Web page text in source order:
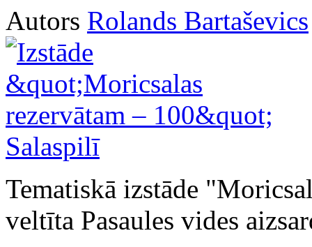
Autors Rolands Bartaševics
Tematiskā izstāde
veltīta Pasaules vides